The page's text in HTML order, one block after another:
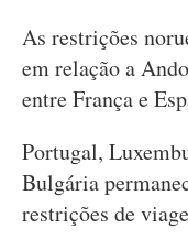
As restrições
em relação a
entre França e
Portugal,
Bulgária
restrições de